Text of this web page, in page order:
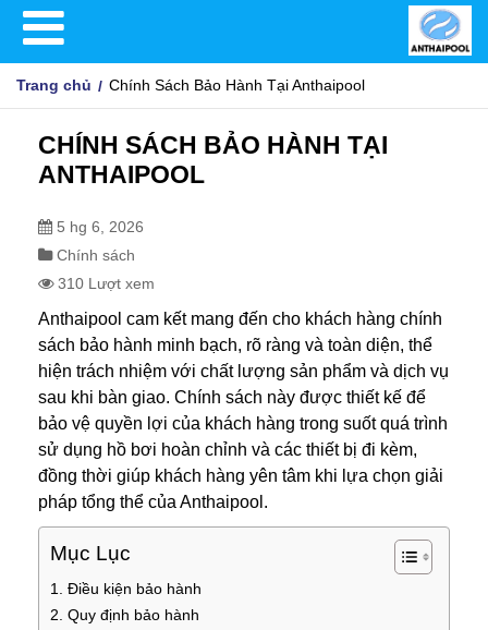
Trang chủ Chính Sách Bảo Hành Tại Anthaipool
CHÍNH SÁCH BẢO HÀNH TẠI
ANTHAIPOOL
5 hg 6, 2026
Chính sách
310 Lượt xem
Anthaipool cam kết mang đến cho khách hàng chính
sách bảo hành minh bạch, rõ ràng và toàn diện, thể
hiện trách nhiệm với chất lượng sản phẩm và dịch vụ
sau khi bàn giao. Chính sách này được thiết kế để
bảo vệ quyền lợi của khách hàng trong suốt quá trình
sử dụng hồ bơi hoàn chỉnh và các thiết bị đi kèm,
đồng thời giúp khách hàng yên tâm khi lựa chọn giải
pháp tổng thể của Anthaipool.
Mục Lục
1. Điều kiện bảo hành
2. Quy định bảo hành